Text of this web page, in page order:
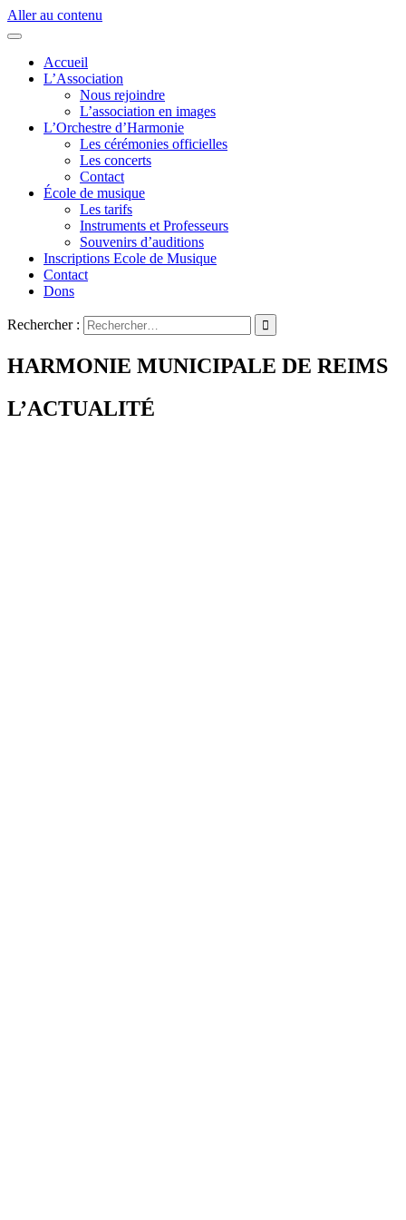
Aller au contenu
Accueil
L’Association
Nous rejoindre
L’association en images
L’Orchestre d’Harmonie
Les cérémonies officielles
Les concerts
Contact
École de musique
Les tarifs
Instruments et Professeurs
Souvenirs d’auditions
Inscriptions Ecole de Musique
Contact
Dons
Rechercher :
HARMONIE MUNICIPALE DE REIMS
L’ACTUALITÉ